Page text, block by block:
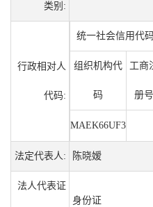
类别:
行政相对人
代码:
统一社会信用代
组织机构代
码
工商
册号
MAEK66UF3
法定代表人: 陈晓嫒
法人代表证
身份证